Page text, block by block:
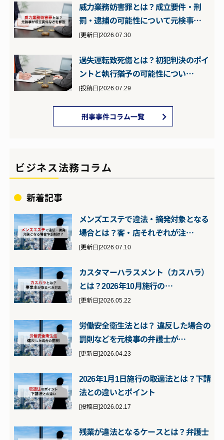
威力業務妨害罪とは？成立要件・刑
罰・逮捕の可能性について元検事…
[更新日]2026.07.30
過失運転致死傷とは？初犯判決のポイ
ントと執行猶予の可能性につい…
[投稿日]2026.07.29
刑事事件コラム一覧
ビジネス法務コラム
新着記事
メンズエステで違法・摘発対象となる
場合とは？客・店それぞれが注…
[更新日]2026.07.10
カスタマーハラスメント（カスハラ）
とは？2026年10月施行の…
[更新日]2026.05.22
労働安全衛生法とは？ 違反した場合の
罰則などを元検事の弁護士が…
[更新日]2026.04.23
2026年1月1日施行の取適法とは？下請
法との違いとポイント
[投稿日]2026.02.17
残業が違法となるケースとは？弁護士